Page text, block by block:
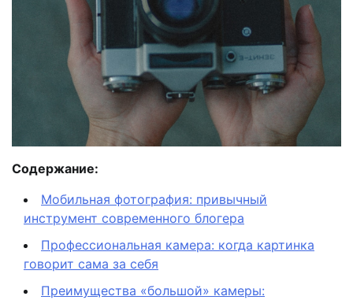
Содержание:
Мобильная фотография: привычный
инструмент современного блогера
Профессиональная камера: когда картинка
говорит сама за себя
Преимущества «большой» камеры: